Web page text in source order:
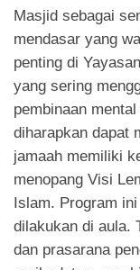
Masjid sebagai
mendasar yang
penting di
yang sering
pembinaan
diharapkan dapat
jamaah memiliki
menopang Visi
Islam. Program
dilakukan di aula.
dan prasarana